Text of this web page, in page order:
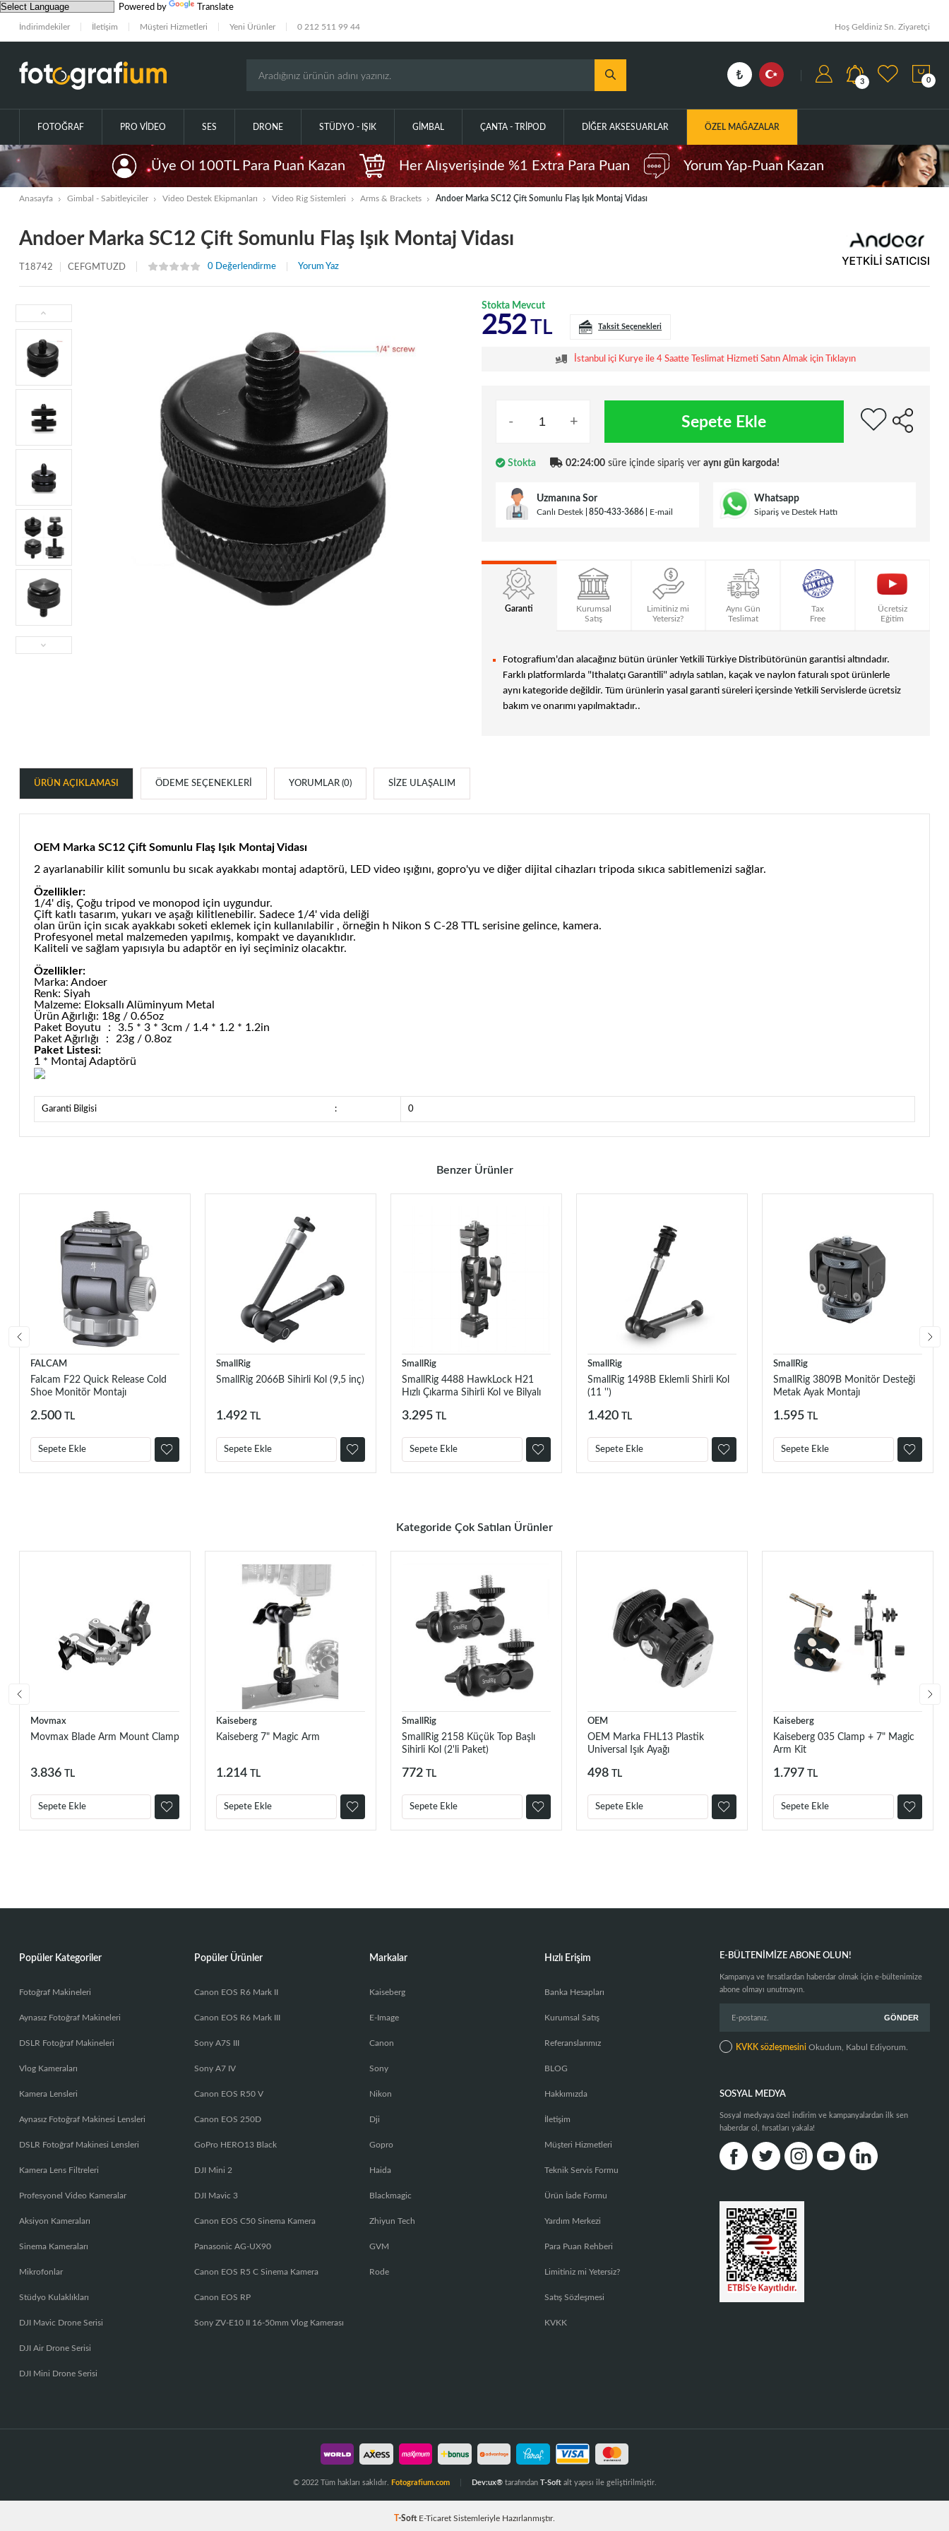
Powered by Translate
İndirimdekiler İletişim Müşteri Hizmetleri Yeni Ürünler 0 212 511 99 44 Hoş Geldiniz Sn. Ziyaretçi
3 0
FOTOĞRAF PRO VIDEO SES DRONE STÜDYO - IŞIK GIMBAL ÇANTA - TRIPOD DIĞER AKSESUARLAR ÖZEL MAĞAZALAR
Üye Ol 100TL Para Puan Kazan Her Alışverişinde %1 Extra Para Puan Yorum Yap-Puan Kazan
Anasayfa Gimbal - Sabitleyiciler Video Destek Ekipmanları Video Rig Sistemleri Arms & Brackets Andoer Marka SC12 Çift Somunlu Flaş Işık Montaj Vidası
Andoer Marka SC12 Çift Somunlu Flaş Işık Montaj Vidası
T18742 CEFGMTUZD 0 Değerlendirme Yorum Yaz
Stokta Mevcut
252TL Taksit Seçenekleri
İstanbul içi Kurye ile 4 Saatte Teslimat Hizmeti Satın Almak için Tıklayın
- + Sepete Ekle
Stokta 02:24:00 süre içinde sipariş ver aynı gün kargoda!
Uzmanına Sor
Canlı Destek 850-433-3686 E-mail
Whatsapp
Sipariş ve Destek Hattı
Garanti
Kurumsal
Satış
Limitiniz mi
Yetersiz?
Aynı Gün
Teslimat
Tax
Free
Ücretsiz
Eğitim
Fotografium'dan alacağınız bütün ürünler Yetkili Türkiye Distribütörünün garantisi altındadır.
Farklı platformlarda "Ithalatçı Garantili" adıyla satılan, kaçak ve naylon faturalı spot ürünlerle
aynı kategoride değildir. Tüm ürünlerin yasal garanti süreleri içersinde Yetkili Servislerde ücretsiz
bakım ve onarımı yapılmaktadır..
ÜRÜN AÇIKLAMASI ÖDEME SEÇENEKLERI YORUMLAR (0) SIZE ULAŞALIM
OEM Marka SC12 Çift Somunlu Flaş Işık Montaj Vidası
2 ayarlanabilir kilit somunlu bu sıcak ayakkabı montaj adaptörü, LED video ışığını, gopro'yu ve diğer dijital cihazları tripoda sıkıca sabitlemenizi sağlar.
Özellikler:
1/4' diş, Çoğu tripod ve monopod için uygundur.
Çift katlı tasarım, yukarı ve aşağı kilitlenebilir. Sadece 1/4' vida deliği
olan ürün için sıcak ayakkabı soketi eklemek için kullanılabilir , örneğin h Nikon S C-28 TTL serisine gelince, kamera.
Profesyonel metal malzemeden yapılmış, kompakt ve dayanıklıdır.
Kaliteli ve sağlam yapısıyla bu adaptör en iyi seçiminiz olacaktır.
Özellikler:
Marka: Andoer
Renk: Siyah
Malzeme: Eloksallı Alüminyum Metal
Ürün Ağırlığı: 18g / 0.65oz
Paket Boyutu ： 3.5 * 3 * 3cm / 1.4 * 1.2 * 1.2in
Paket Ağırlığı ： 23g / 0.8oz
Paket Listesi:
1 * Montaj Adaptörü
Garanti Bilgisi : 0
Benzer Ürünler
FALCAM
Falcam F22 Quick Release Cold
Shoe Monitör Montajı
2.500 TL
Sepete Ekle
SmallRig
SmallRig 2066B Sihirli Kol (9,5 inç)
1.492 TL
Sepete Ekle
SmallRig
SmallRig 4488 HawkLock H21
Hızlı Çıkarma Sihirli Kol ve Bilyalı
3.295 TL
Sepete Ekle
SmallRig
SmallRig 1498B Eklemli Shirli Kol
(11 '')
1.420 TL
Sepete Ekle
SmallRig
SmallRig 3809B Monitör Desteği
Metak Ayak Montajı
1.595 TL
Sepete Ekle
Kategoride Çok Satılan Ürünler
Movmax
Movmax Blade Arm Mount Clamp
3.836 TL
Sepete Ekle
Kaiseberg
Kaiseberg 7" Magic Arm
1.214 TL
Sepete Ekle
SmallRig
SmallRig 2158 Küçük Top Başlı
Sihirli Kol (2'li Paket)
772 TL
Sepete Ekle
OEM
OEM Marka FHL13 Plastik
Universal Işık Ayağı
498 TL
Sepete Ekle
Kaiseberg
Kaiseberg 035 Clamp + 7" Magic
Arm Kit
1.797 TL
Sepete Ekle
Popüler Kategoriler
Fotoğraf Makineleri
Aynasız Fotoğraf Makineleri
DSLR Fotoğraf Makineleri
Vlog Kameraları
Kamera Lensleri
Aynasız Fotoğraf Makinesi Lensleri
DSLR Fotoğraf Makinesi Lensleri
Kamera Lens Filtreleri
Profesyonel Video Kameralar
Aksiyon Kameraları
Sinema Kameraları
Mikrofonlar
Stüdyo Kulaklıkları
DJI Mavic Drone Serisi
DJI Air Drone Serisi
DJI Mini Drone Serisi
Popüler Ürünler
Canon EOS R6 Mark II
Canon EOS R6 Mark III
Sony A7S III
Sony A7 IV
Canon EOS R50 V
Canon EOS 250D
GoPro HERO13 Black
DJI Mini 2
DJI Mavic 3
Canon EOS C50 Sinema Kamera
Panasonic AG-UX90
Canon EOS R5 C Sinema Kamera
Canon EOS RP
Sony ZV-E10 II 16-50mm Vlog Kamerası
Markalar
Kaiseberg
E-Image
Canon
Sony
Nikon
Dji
Gopro
Haida
Blackmagic
Zhiyun Tech
GVM
Rode
Hızlı Erişim
Banka Hesapları
Kurumsal Satış
Referanslarımız
BLOG
Hakkımızda
İletişim
Müşteri Hizmetleri
Teknik Servis Formu
Ürün İade Formu
Yardım Merkezi
Para Puan Rehberi
Limitiniz mi Yetersiz?
Satış Sözleşmesi
KVKK
E-BÜLTENIMIZE ABONE OLUN!
Kampanya ve fırsatlardan haberdar olmak için e-bültenimize
abone olmayı unutmayın.
KVKK sözleşmesini Okudum, Kabul Ediyorum.
SOSYAL MEDYA
Sosyal medyaya özel indirim ve kampanyalardan ilk sen
haberdar ol, fırsatları yakala!
© 2022 Tüm hakları saklıdır. Fotografium.com Dev:ux®tarafından T-Softalt yapısı ile geliştirilmiştir.
T-Soft E-Ticaret Sistemleriyle Hazırlanmıştır.